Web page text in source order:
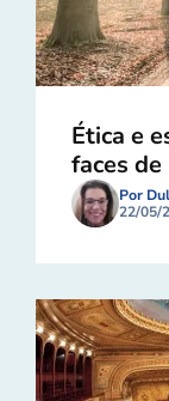
Ética e
faces
Por
22/05/